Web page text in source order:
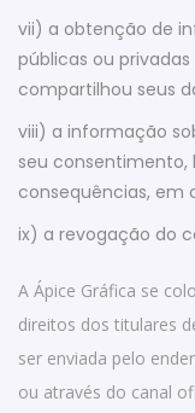
vii) a obtenção de
públicas ou
compartilhou seus
viii) a informação
seu consentimento,
consequências, em
ix) a revogação do
A Ápice Gráfica se
direitos dos titulares
ser enviada pelo
ou através do canal